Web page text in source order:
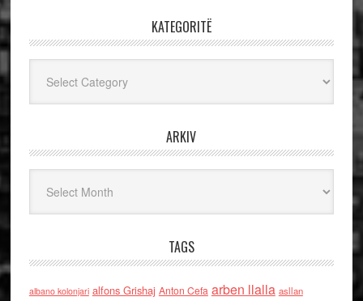
KATEGORITË
ARKIV
TAGS
albano kolonjari alfons Grishaj Anton Cefa arben llalla asllan